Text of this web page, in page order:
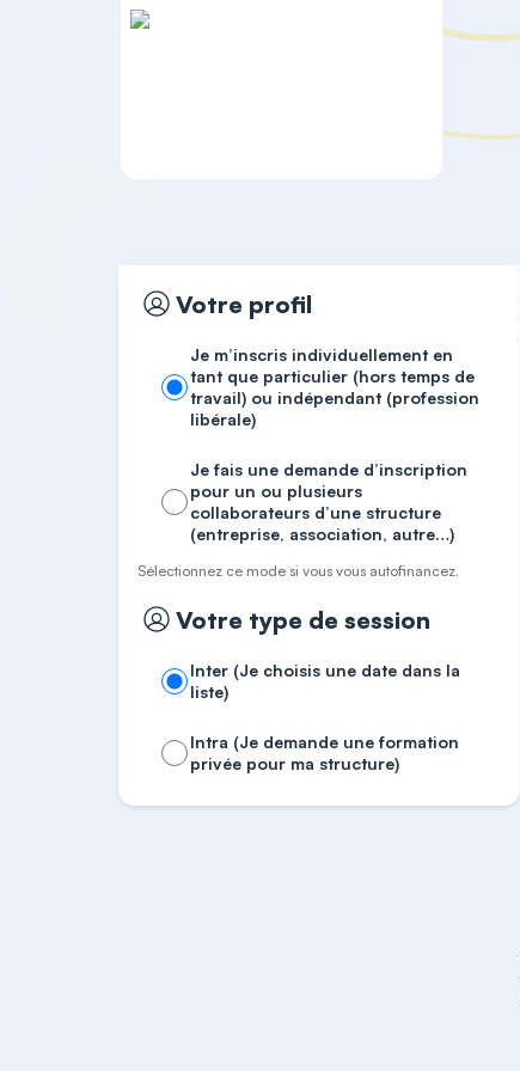
Votre profil
Je m’inscris individuellement en
tant que particulier (hors temps de
travail) ou indépendant (profession
libérale)
Je fais une demande d’inscription
pour un ou plusieurs
collaborateurs d’une structure
(entreprise, association, autre…)
Sélectionnez ce mode si vous vous autofinancez.
Votre type de session
Inter (Je choisis une date dans la
liste)
Intra (Je demande une formation
privée pour ma structure)